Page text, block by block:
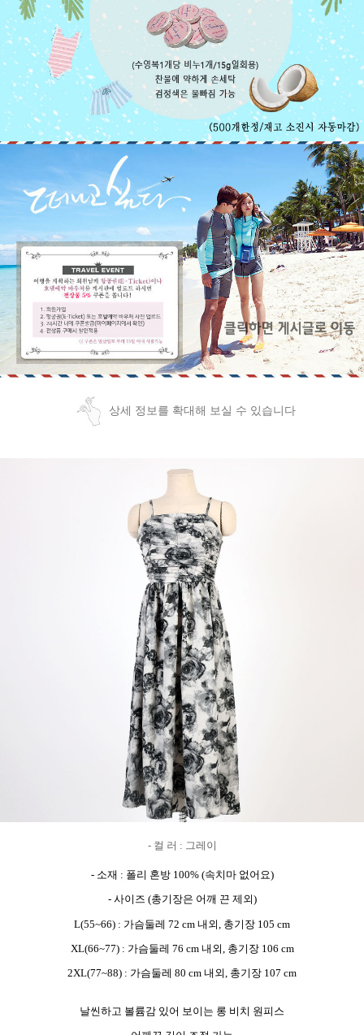
상세 정보를 확대해 보실 수 있습니다
-컬 러 : 그레이
- 소재 : 폴리 혼방 100% (속치마 없어요)
- 사이즈 (총기장은 어깨 끈 제외)
L(55~66) : 가슴둘레 72 cm 내외, 총기장 105 cm
XL(66~77) : 가슴둘레 76 cm 내외, 총기장 106 cm
2XL(77~88) : 가슴둘레 80 cm 내외, 총기장 107 cm
날씬하고 볼륨감 있어 보이는 롱 비치 원피스